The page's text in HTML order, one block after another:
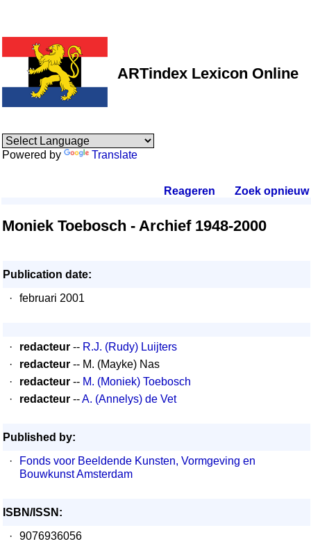
ARTindex Lexicon Online
Powered by Translate
Reageren Zoek opnieuw.
Moniek Toebosch - Archief 1948-2000
Publication date:
·
februari 2001
· redacteur -- R.J. (Rudy) Luijters
·
redacteur -- M. (Mayke) Nas
·
redacteur -- M. (Moniek) Toebosch
·
redacteur --A. (Annelys) de Vet
Published by:
·
Fonds voor Beeldende Kunsten, Vormgeving en
Bouwkunst Amsterdam
ISBN/ISSN:
·
9076936056